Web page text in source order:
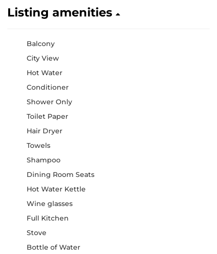
Listing amenities
Balcony
City View
Hot Water
Conditioner
Shower Only
Toilet Paper
Hair Dryer
Towels
Shampoo
Dining Room Seats
Hot Water Kettle
Wine glasses
Full Kitchen
Stove
Bottle of Water